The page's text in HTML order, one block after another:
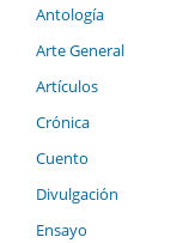
Antología
Arte General
Artículos
Crónica
Cuento
Divulgación
Ensayo